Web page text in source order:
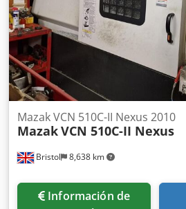
Cono del husillo: CAT 40 Velocidad
6000 rpm Potencia del motor del
Ancho x Alto: 2300,0 x 2400,0 x
Bristol 8,638 km
Mazak VCN 510C-II Nexus 2010
MazakVCN 510C-II Nexus
Información de